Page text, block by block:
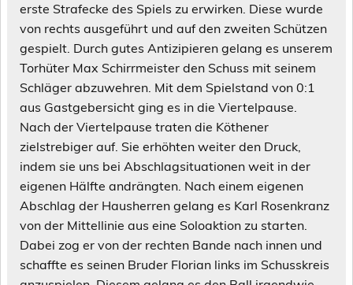
erste Strafecke des Spiels zu erwirken. Diese wurde
von rechts ausgeführt und auf den zweiten Schützen
gespielt. Durch gutes Antizipieren gelang es unserem
Torhüter Max Schirrmeister den Schuss mit seinem
Schläger abzuwehren. Mit dem Spielstand von 0:1
aus Gastgebersicht ging es in die Viertelpause.
Nach der Viertelpause traten die Köthener
zielstrebiger auf. Sie erhöhten weiter den Druck,
indem sie uns bei Abschlagsituationen weit in der
eigenen Hälfte andrängten. Nach einem eigenen
Abschlag der Hausherren gelang es Karl Rosenkranz
von der Mittellinie aus eine Soloaktion zu starten.
Dabei zog er von der rechten Bande nach innen und
schaffte es seinen Bruder Florian links im Schusskreis